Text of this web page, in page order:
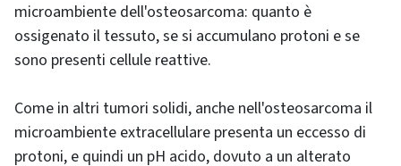
microambiente dell'osteosarcoma: quanto è
ossigenato il tessuto, se si accumulano protoni e se
sono presenti cellule reattive.
Come in altri tumori solidi, anche nell'osteosarcoma il
microambiente extracellulare presenta un eccesso di
protoni, e quindi un pH acido, dovuto a un alterato